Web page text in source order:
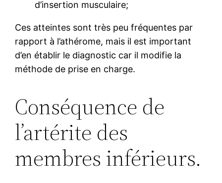
d’insertion musculaire;
Ces atteintes sont très peu fréquentes par
rapport à l’athérome, mais il est important
d’en établir le diagnostic car il modifie la
méthode de prise en charge.
Conséquence de
l’artérite des
membres inférieurs.